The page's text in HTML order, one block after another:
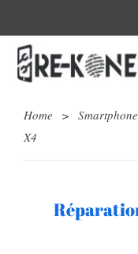
Home >
X4